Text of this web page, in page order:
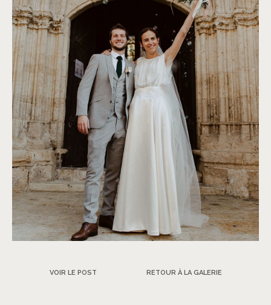
VOIR LE POST RETOUR À LA GALERIE